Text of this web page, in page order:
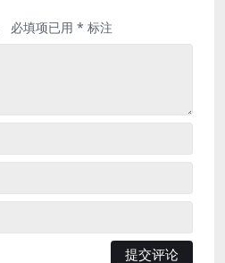
必填项已用 * 标注